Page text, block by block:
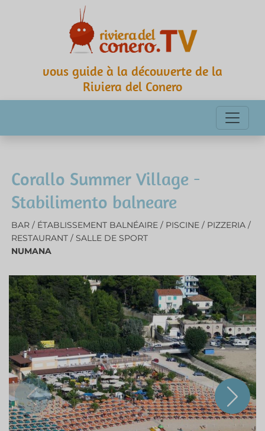
vous guide à la découverte de la
Riviera del Conero
Corallo Summer Village -
Stabilimento balneare
BAR / ÉTABLISSEMENT BALNÉAIRE / PISCINE / PIZZERIA /
RESTAURANT / SALLE DE SPORT
NUMANA